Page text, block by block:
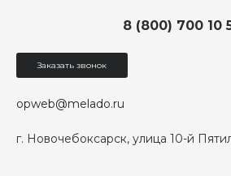
г. Новочебоксарск, улица 10-й
8 (800) 700 10
opweb@melado.ru
Заказать звонок